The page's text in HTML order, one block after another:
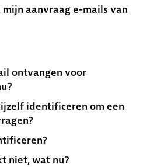
aanvraag e-mails van
ontvangen voor
identificeren om een
niet, wat nu?